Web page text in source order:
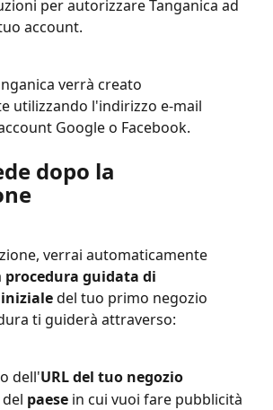
per autorizzare Tanganica ad
account.
verrà creato
utilizzando l'indirizzo e-mail
Google o Facebook.
dopo la
verrai automaticamente
procedura guidata di
del tuo primo negozio
ti guiderà attraverso:
dell'URL del tuo negozio
paese in cui vuoi fare pubblicità